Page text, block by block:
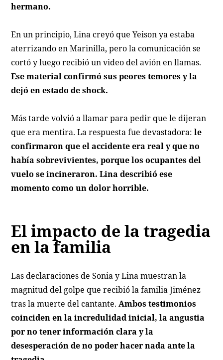
hermano.
En un principio, Lina creyó que Yeison ya estaba
aterrizando en Marinilla, pero la comunicación se
cortó y luego recibió un video del avión en llamas.
Ese material confirmó sus peores temores y la
dejó en estado de shock.
Más tarde volvió a llamar para pedir que le dijeran
que era mentira. La respuesta fue devastadora: le
confirmaron que el accidente era real y que no
había sobrevivientes, porque los ocupantes del
vuelo se incineraron. Lina describió ese
momento como un dolor horrible.
El impacto de la tragedia
en la familia
Las declaraciones de Sonia y Lina muestran la
magnitud del golpe que recibió la familia Jiménez
tras la muerte del cantante.Ambos testimonios
coinciden en la incredulidad inicial, la angustia
por no tener información clara y la
desesperación de no poder hacer nada ante la